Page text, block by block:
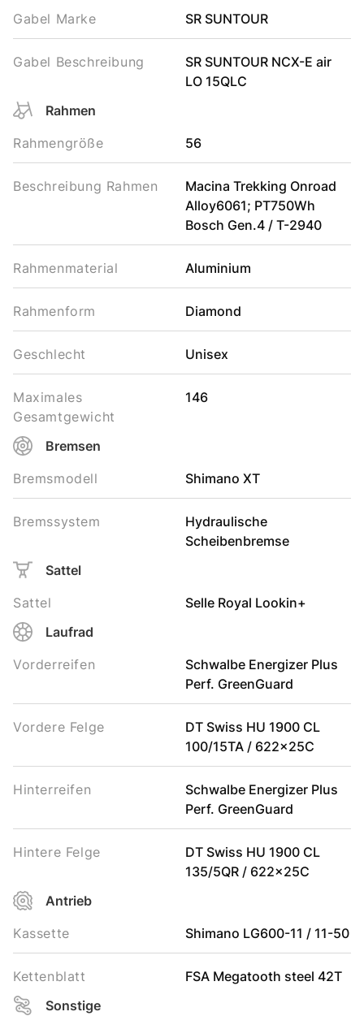
Gabel Marke SR SUNTOUR
Gabel Beschreibung
SR SUNTOUR NCX-E air
LO 15QLC
Rahmen
Rahmengröße
56
Beschreibung Rahmen
Macina Trekking Onroad
Alloy6061; PT750Wh
Bosch Gen.4 / T-2940
Rahmenmaterial Aluminium
Rahmenform Diamond
Geschlecht Unisex
Maximales
Gesamtgewicht
146
Bremsen
Bremsmodell
Shimano XT
Bremssystem
Hydraulische
Scheibenbremse
Sattel
Sattel
Selle Royal Lookin+
Laufrad
Vorderreifen
Schwalbe Energizer Plus
Perf. GreenGuard
Vordere Felge
DT Swiss HU 1900 CL
100/15TA / 622x25C
Hinterreifen
Schwalbe Energizer Plus
Perf. GreenGuard
Hintere Felge
DT Swiss HU 1900 CL
135/5QR / 622x25C
Antrieb
Kassette
Shimano LG600-11 / 11-50
Kettenblatt
FSA Megatooth steel 42T
Sonstige